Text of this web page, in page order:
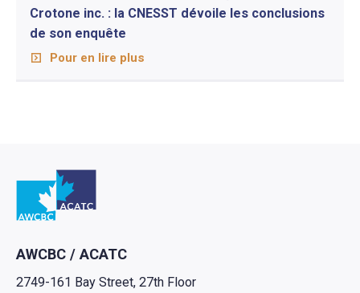
Crotone inc. : la CNESST dévoile les conclusions
de son enquête
Pour en lire plus
Retour à l'Accueil
AWCBC / ACATC
2749-161 Bay Street, 27th Floor